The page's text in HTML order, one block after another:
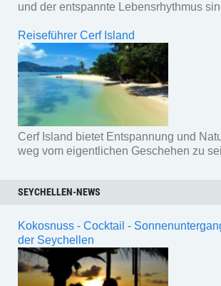
und der entspannte Lebensrhythmus
Reiseführer Cerf Island
Cerf Island bietet Entspannung und
weg vom eigentlichen Geschehen zu
SEYCHELLEN-NEWS
Kokosnuss - Cocktail -
der Seychellen